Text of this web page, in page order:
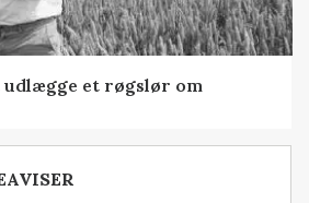
udlægge et røgslør om